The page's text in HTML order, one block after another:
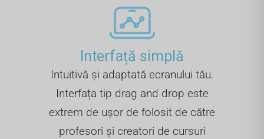
Interfață simplă
Intuitivă și adaptată ecranului tău.
Interfața tip drag and drop este
extrem de ușor de folosit de către
profesori și creatori de cursuri